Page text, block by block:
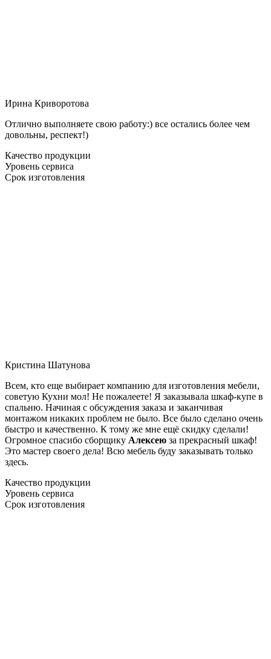
Ирина Криворотова
Отлично выполняете свою работу:) все остались более чем
довольны, респект!)
Качество продукции
Уровень сервиса
Срок изготовления
Кристина Шатунова
Всем, кто еще выбирает компанию для изготовления мебели,
советую Кухни мол! Не пожалеете! Я заказывала шкаф-купе в
спальню. Начиная с обсуждения заказа и заканчивая
монтажом никаких проблем не было. Все было сделано очень
быстро и качественно. К тому же мне ещё скидку сделали!
Огромное спасибо сборщику Алексею за прекрасный шкаф!
Это мастер своего дела! Всю мебель буду заказывать только
здесь.
Качество продукции
Уровень сервиса
Срок изготовления